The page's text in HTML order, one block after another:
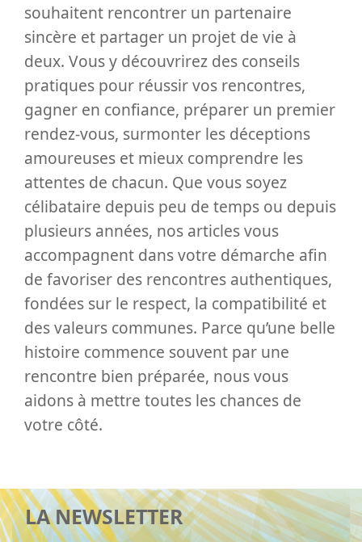
souhaitent rencontrer un partenaire
sincère et partager un projet de vie à
deux. Vous y découvrirez des conseils
pratiques pour réussir vos rencontres,
gagner en confiance, préparer un premier
rendez-vous, surmonter les déceptions
amoureuses et mieux comprendre les
attentes de chacun. Que vous soyez
célibataire depuis peu de temps ou depuis
plusieurs années, nos articles vous
accompagnent dans votre démarche afin
de favoriser des rencontres authentiques,
fondées sur le respect, la compatibilité et
des valeurs communes. Parce qu’une belle
histoire commence souvent par une
rencontre bien préparée, nous vous
aidons à mettre toutes les chances de
votre côté.
LA NEWSLETTER